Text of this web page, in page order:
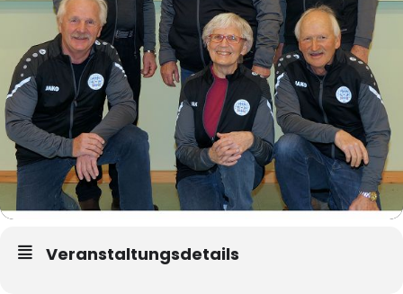
Veranstaltungsdetails